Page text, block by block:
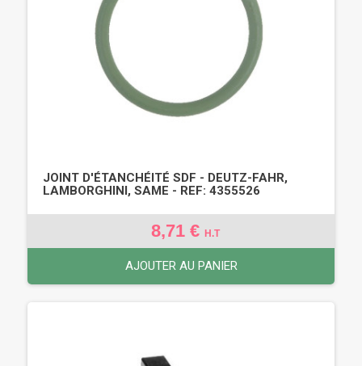
JOINT D'ÉTANCHÉITÉ SDF - DEUTZ-FAHR,
LAMBORGHINI, SAME - REF: 4355526
8,71 € H.T
AJOUTER AU PANIER